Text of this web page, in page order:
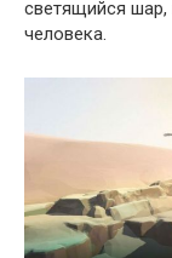
светящийся шар,
человека.